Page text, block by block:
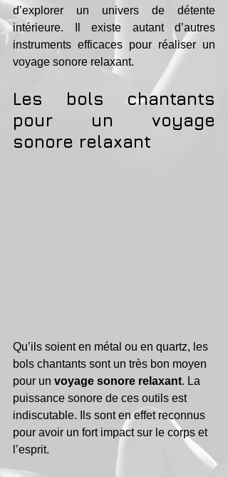
d’explorer un univers de détente
intérieure. Il existe autant d’autres
instruments efficaces pour réaliser un
voyage sonore relaxant.
Les bols chantants
pour un voyage
sonore relaxant
Qu’ils soient en métal ou en quartz, les
bols chantants sont un très bon moyen
pour un voyage sonore relaxant. La
puissance sonore de ces outils est
indiscutable. Ils sont en effet reconnus
pour avoir un fort impact sur le corps et
l’esprit.